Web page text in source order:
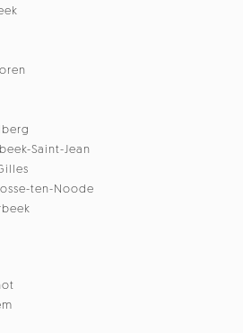
Saint-Jean
ten-Noode